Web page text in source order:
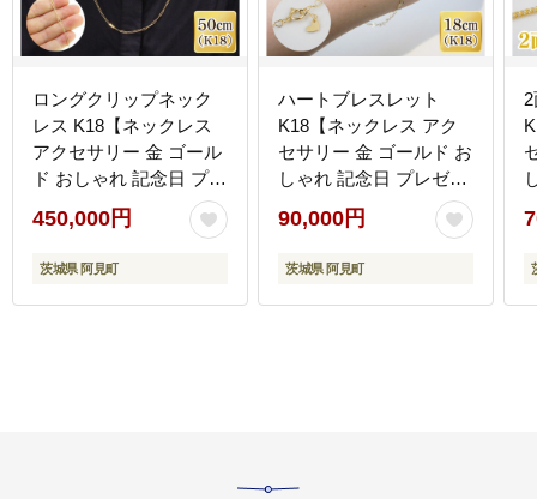
ロングクリップネック
レス K18【ネックレス
アクセサリー 金 ゴール
ド おしゃれ 記念日 プレ
ゼント 贈り物 母の日 バ
レンタイン クリスマス
ホワイトデー 国産】
450,000円
茨城県 阿見町
ハートブレスレット
K18【ネックレス アク
セサリー 金 ゴールド お
しゃれ 記念日 プレゼン
ト 贈り物 母の日 バレン
タイン クリスマス ホワ
イトデー 国産】（36-
90,000円
茨城県 阿見町